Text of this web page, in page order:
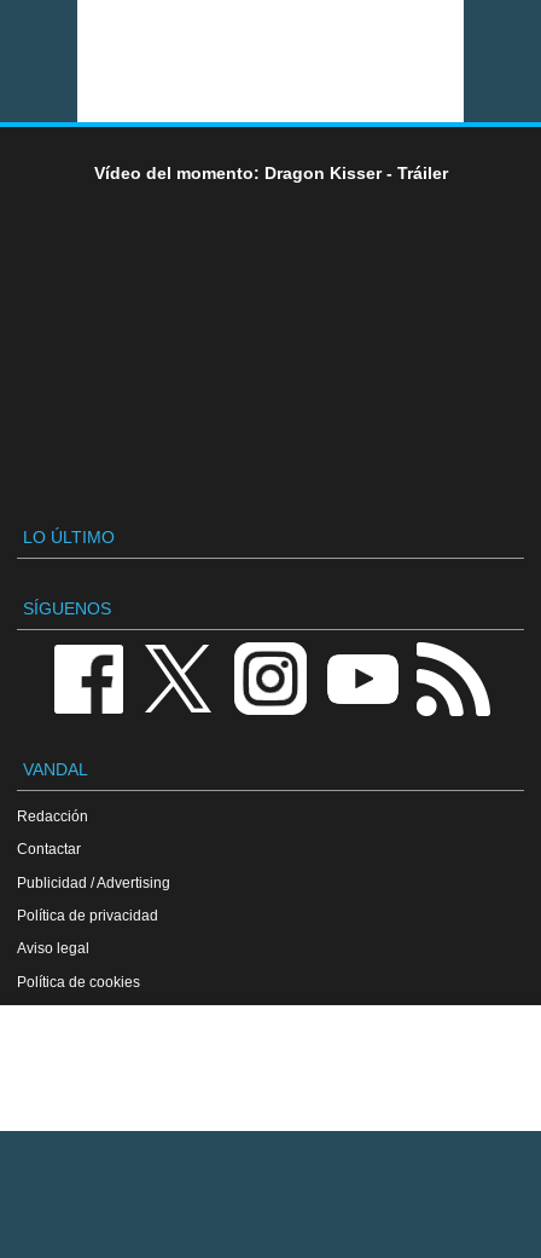
Vídeo del momento: Dragon Kisser - Tráiler
LO ÚLTIMO
SÍGUENOS
VANDAL
Redacción
Contactar
Publicidad / Advertising
Política de privacidad
Aviso legal
Política de cookies